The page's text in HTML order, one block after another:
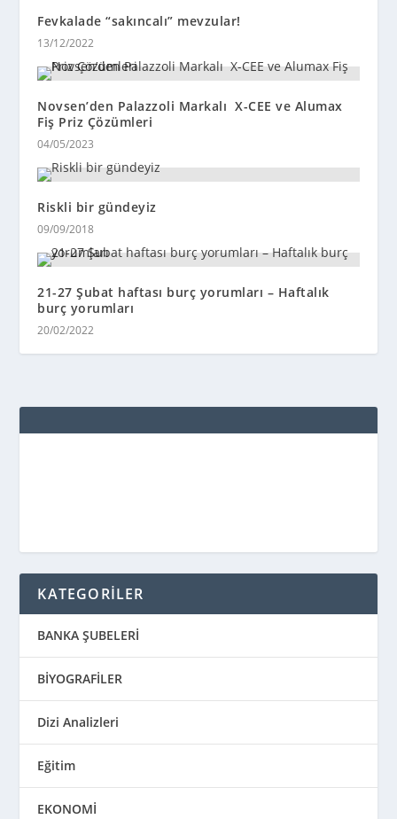
Fevkalade “sakıncalı” mevzular!
13/12/2022
Novsen’den Palazzoli Markalı X-CEE ve Alumax
Fiş Priz Çözümleri
04/05/2023
Riskli bir gündeyiz
09/09/2018
21-27 Şubat haftası burç yorumları – Haftalık
burç yorumları
20/02/2022
KATEGORİLER
BANKA ŞUBELERİ
BİYOGRAFİLER
Dizi Analizleri
Eğitim
EKONOMİ